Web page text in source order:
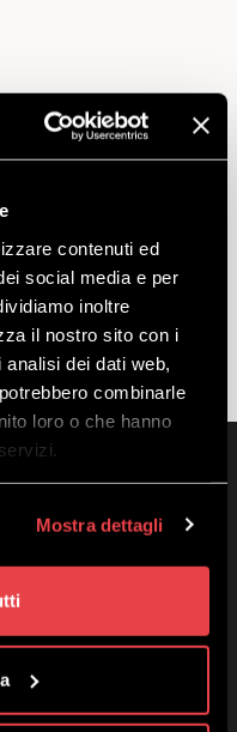
contenuti ed
social media e per
inoltre
il nostro sito con i
dei dati web,
combinarle
loro o che hanno
Mostra dettagli
di Sondrio n. 41452